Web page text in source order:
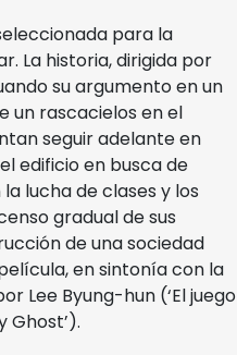
para la
La historia, dirigida por
su argumento en un
un rascacielos en el
seguir adelante en
edificio en busca de
lucha de clases y los
gradual de sus
de una sociedad
en sintonía con la
Lee Byung-hun (‘El juego
Ghost’).